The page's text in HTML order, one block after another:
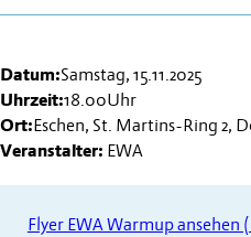
Datum:Samstag, 15.11.2025
Uhrzeit:18.00Uhr
Ort:Eschen, St. Martins-Ring 2,
Veranstalter: EWA
Flyer EWA Warmup ansehen